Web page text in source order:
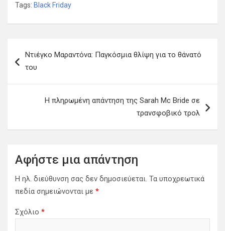
Tags: Black Friday
η
Ντιέγκο Μαραντόνα: Παγκόσμια θλίψη για το θάνατό
του
Η πληρωμένη απάντηση της Sarah Mc Bride σε
τρανσφοβικό τρολ
Αφήστε μια απάντηση
Η ηλ. διεύθυνση σας δεν δημοσιεύεται. Τα υποχρεωτικά
πεδία σημειώνονται με *
Σχόλιο *